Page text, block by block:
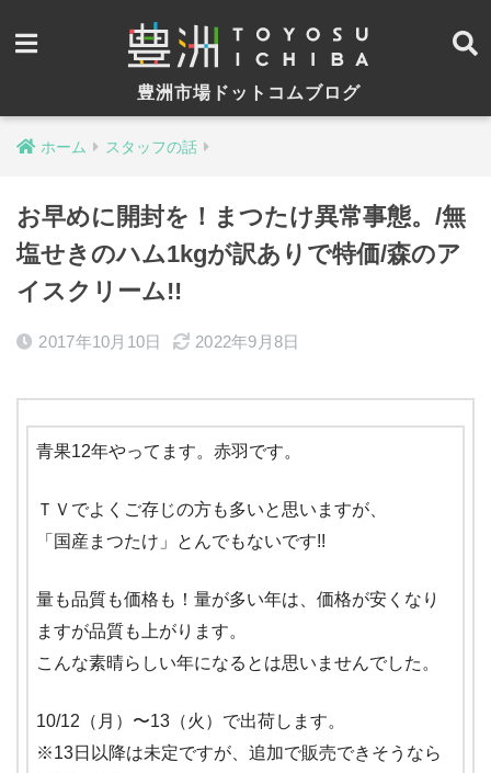
豊洲市場ドットコムブログ
ホーム スタッフの話
お早めに開封を！まつたけ異常事態。/無
塩せきのハム1kgが訳ありで特価/森のア
イスクリーム!!
2017年10月10日 2022年9月8日
青果12年やってます。赤羽です。
ＴＶでよくご存じの方も多いと思いますが、
「国産まつたけ」とんでもないです!!
量も品質も価格も！量が多い年は、価格が安くなり
ますが品質も上がります。
こんな素晴らしい年になるとは思いませんでした。
10/12（月）〜13（火）で出荷します。
※13日以降は未定ですが、追加で販売できそうなら